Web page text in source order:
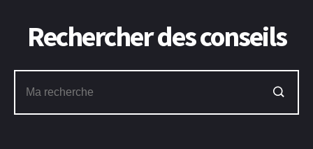
Rechercher des conseils